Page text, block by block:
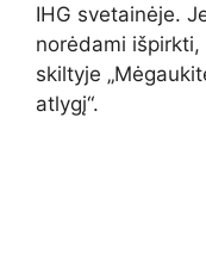
IHG svetainėje.
norėdami
skiltyje
atlygį“.